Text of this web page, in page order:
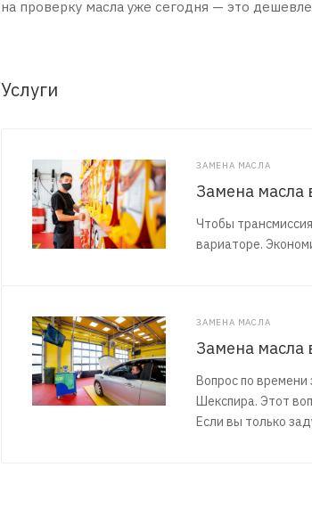
на проверку масла уже сегодня — это
Услуги
ЗАМЕНА МАСЛА
Замена масла
Чтобы
вариаторе.
ЗАМЕНА МАСЛА
Замена масла
Вопрос по
Шекспира. Этот
Если вы только